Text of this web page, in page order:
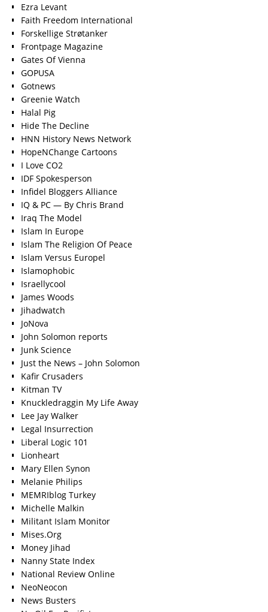
Ezra Levant
Faith Freedom International
Forskellige Strøtanker
Frontpage Magazine
Gates Of Vienna
GOPUSA
Gotnews
Greenie Watch
Halal Pig
Hide The Decline
HNN History News Network
HopeNChange Cartoons
I Love CO2
IDF Spokesperson
Infidel Bloggers Alliance
IQ & PC — By Chris Brand
Iraq The Model
Islam In Europe
Islam The Religion Of Peace
Islam Versus Europel
Islamophobic
Israellycool
James Woods
Jihadwatch
JoNova
John Solomon reports
Junk Science
Just the News – John Solomon
Kafir Crusaders
Kitman TV
Knuckledraggin My Life Away
Lee Jay Walker
Legal Insurrection
Liberal Logic 101
Lionheart
Mary Ellen Synon
Melanie Philips
MEMRIblog Turkey
Michelle Malkin
Militant Islam Monitor
Mises.Org
Money Jihad
Nanny State Index
National Review Online
NeoNeocon
News Busters